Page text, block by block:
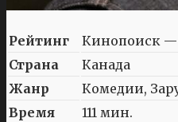
Рейтинг Кинопоиск —
Страна
Канада
Жанр
Комедии,
Время
111 мин.